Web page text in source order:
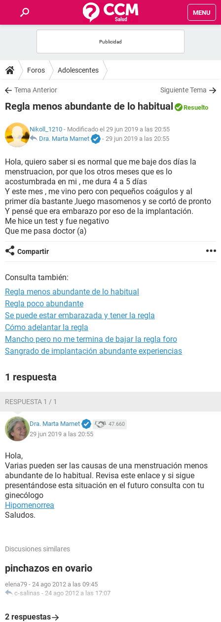
MENU
FOROS
SALUD
FAMILIA
NUTRICIÓN
BIENESTAR
SEXUALIDAD
GLOSARIO
Foros Adolescentes
Tema Anterior Siguiente Tema
Regla menos abundante de lo habitual Resuelto
Nikoll_1210 - Modificado el 29 jun 2019 a las 20:55
Dra. Marta Marnet
- 29 jun 2019 a las 20:55
Hola, quiero saber si es normal que me baje dos días la
menstruacion, por que los otros meses que es lo
acostumbrada en mi , me dura 4 a 5 días
Y este mes , me vino pero con pequeños coágulos y al
primer día bastante ,luego masomenos y se cortó de pronto
Y pensé que era embarazo por eso de la implantación.
Me hice un test y fue negativo
Que me pasa doctor (a)
Compartir
Consulta también:
Regla menos abundante de lo habitual
Regla poco abundante
Se puede estar embarazada y tener la regla
Cómo adelantar la regla
Mancho pero no me termina de bajar la regla foro
Sangrado de implantación abundante experiencias
1 respuesta
RESPUESTA 1 / 1
Dra. Marta Marnet 47.660
29 jun 2019 a las 20:55
Hola,
Varias pueden ser las causas de una menstruación menos
abundante de lo habitual. Revisa este enlace y si sigue
presentándose esta situación en el futuro consulta con tu
ginecólogo
Hipomenorrea
Saludos.
Discusiones similares
pinchazos en ovario
elena79 - 24 ago 2012 a las 09:45
c-salinas - 24 ago 2012 a las 17:07
2 respuestas